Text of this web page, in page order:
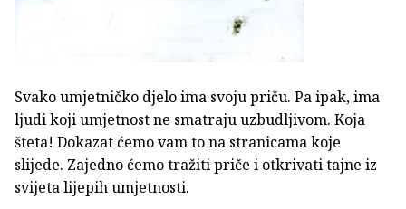
Svako umjetničko djelo ima svoju priču. Pa ipak, ima
ljudi koji umjetnost ne smatraju uzbudljivom. Koja
šteta! Dokazat ćemo vam to na stranicama koje
slijede. Zajedno ćemo tražiti priče i otkrivati tajne iz
svijeta lijepih umjetnosti.